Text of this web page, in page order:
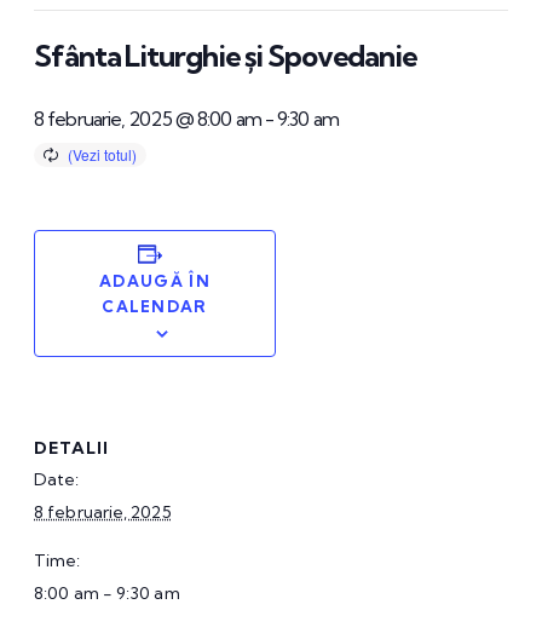
Sfânta Liturghie și Spovedanie
8 februarie, 2025 @ 8:00 am-9:30 am
ADAUGĂ ÎN
CALENDAR
DETALII
Date:
8 februarie, 2025
Time:
8:00 am - 9:30 am